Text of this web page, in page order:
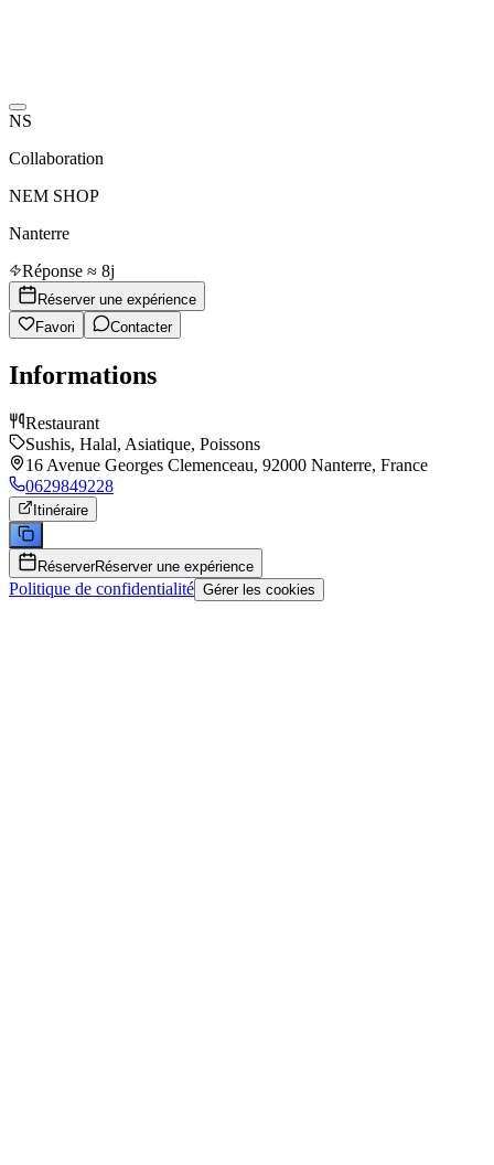
NS
Collaboration
NEM SHOP
Nanterre
Réponse ≈ 8j
Réserver une expérience
Favori
Contacter
Informations
Restaurant
Sushis, Halal, Asiatique, Poissons
16 Avenue Georges Clemenceau, 92000 Nanterre, France
0629849228
Itinéraire
RéserverRéserver une expérience
Politique de confidentialité Gérer les cookies